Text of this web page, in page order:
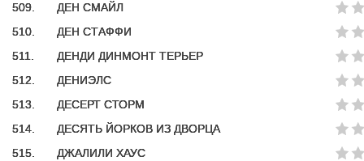
509.
ДЕН СМАЙЛ
510.
ДЕН СТАФФИ
511.
ДЕНДИ ДИНМОНТ ТЕРЬЕР
512.
ДЕНИЭЛС
513.
ДЕСЕРТ СТОРМ
514.
ДЕСЯТЬ ЙОРКОВ ИЗ ДВОРЦА
515.
ДЖАЛИЛИ ХАУС